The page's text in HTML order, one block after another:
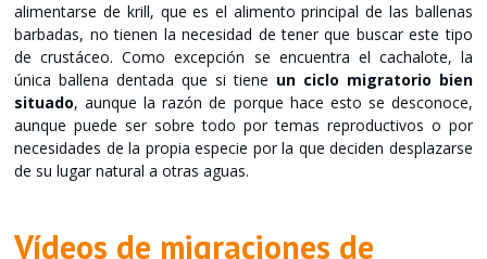
alimentarse de krill, que es el alimento principal de las ballenas
barbadas, no tienen la necesidad de tener que buscar este tipo
de crustáceo. Como excepción se encuentra el cachalote, la
única ballena dentada que si tiene un ciclo migratorio bien
situado, aunque la razón de porque hace esto se desconoce,
aunque puede ser sobre todo por temas reproductivos o por
necesidades de la propia especie por la que deciden desplazarse
de su lugar natural a otras aguas.
Vídeos de migraciones de